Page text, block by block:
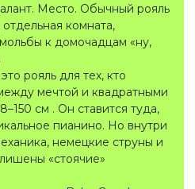
Место. Обычный рояль
комната,
к домочадцам «ну,
рояль для тех, кто
мечтой и квадратными
см . Он ставится туда,
пианино. Но внутри
немецкие струны и
«стоячие»